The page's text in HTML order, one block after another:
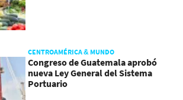
CENTROAMÉRICA & MUNDO
Congreso de Guatemala aprobó
nueva Ley General del Sistema
Portuario